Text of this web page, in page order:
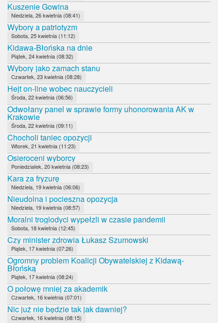
Kuszenie Gowina
Niedziela, 26 kwietnia (08:41)
Wybory a patriotyzm
Sobota, 25 kwietnia (11:12)
Kidawa-Błońska na dnie
Piątek, 24 kwietnia (08:32)
Wybory jako zamach stanu
Czwartek, 23 kwietnia (08:28)
Hejt on-line wobec nauczycieli
Środa, 22 kwietnia (06:56)
Odwołany panel w sprawie formy uhonorowania AK w
Krakowie
Środa, 22 kwietnia (09:11)
Chocholi taniec opozycji
Wtorek, 21 kwietnia (11:23)
Osieroceni wyborcy
Poniedziałek, 20 kwietnia (08:23)
Kara za fryzurę
Niedziela, 19 kwietnia (06:06)
Nieudolna i pocieszna opozycja
Niedziela, 19 kwietnia (08:57)
Moralni troglodyci wypełzli w czasie pandemii
Sobota, 18 kwietnia (12:45)
Czy minister zdrowia Łukasz Szumowski
Piątek, 17 kwietnia (07:26)
Ogromny problem Koalicji Obywatelskiej z Kidawą-
Błońską
Piątek, 17 kwietnia (08:24)
O połowę mniej za akademik
Czwartek, 16 kwietnia (07:01)
Nic już nie będzie tak jak dawniej?
Czwartek, 16 kwietnia (08:15)